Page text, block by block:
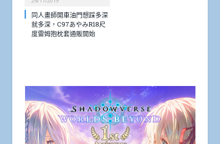
同人畫師開車油門想踩多深
就多深，C97あやみR18尺
度雷姆抱枕套通販開始